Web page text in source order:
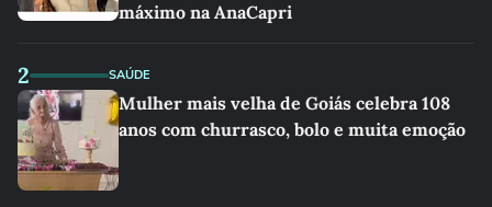
máximo na AnaCapri
2 SAÚDE
Mulher mais velha de Goiás celebra 108
anos com churrasco, bolo e muita emoção